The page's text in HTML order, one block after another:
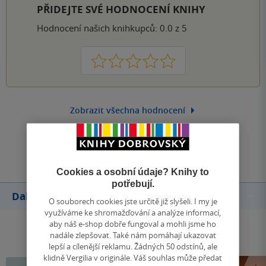
PŘIDEJTE SVÉ HODNOCENÍ KNIHY
Hodnocení našich knihkupců: 0.0 z 5
1 2 3 4 5
Zobrazit všechna hodnocení
Přidat hodnocení
Další knihy autora
Cookies a osobní údaje? Knihy to
potřebují.
O souborech cookies jste určitě již slyšeli. I my je
využíváme ke shromažďování a analýze informací,
aby náš e-shop dobře fungoval a mohli jsme ho
nadále zlepšovat. Také nám pomáhají ukazovat
lepší a cílenější reklamu. Žádných 50 odstínů, ale
klidně Vergilia v originále. Váš souhlas může předat